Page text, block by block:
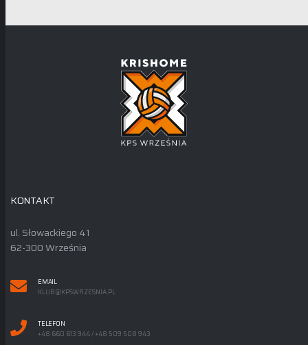
KONTAKT
ul. Słowackiego 41
62-300 Września
EMAIL
KLUB@KPSWRZESNIA.PL
TELEFON
+48 660 613 944 / +48 509 508 943